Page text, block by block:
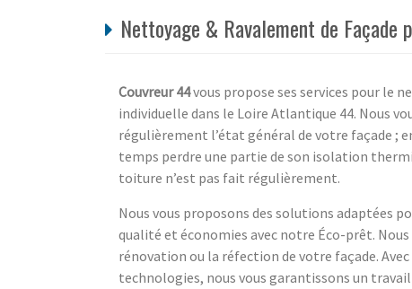
Nettoyage & Ravalement de
Couvreur 44vous propose ses services pour le
individuelle dans le Loire Atlantique 44. Nous
régulièrement l’état général de votre façade ;
temps perdre une partie de son isolation
toiture n’est pas fait régulièrement.
Nous vous proposons des solutions adaptées
qualité et économies avec notre Éco-prêt.
rénovation ou la réfection de votre façade.
technologies, nous vous garantissons un